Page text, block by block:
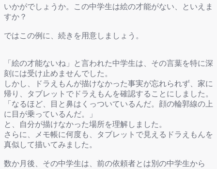
いかがでしょうか。この中学生は絵の才能がない、といえま
すか？
ではこの例に、続きを用意しましょう。
「絵の才能ないね」と言われた中学生は、その言葉を特に深
刻には受け止めませんでした。
しかし、ドラえもんが描けなかった事実が忘れられず、家に
帰り、タブレットでドラえもんを確認することにしました。
「なるほど、目と鼻はくっついているんだ。顔の輪郭線の上
に目が乗っているんだ。」
と、自分が描けなかった場所を理解しました。
さらに、メモ帳に何度も、タブレットで見えるドラえもんを
真似して描いてみました。
数か月後、その中学生は、前の依頼者とは別の中学生から